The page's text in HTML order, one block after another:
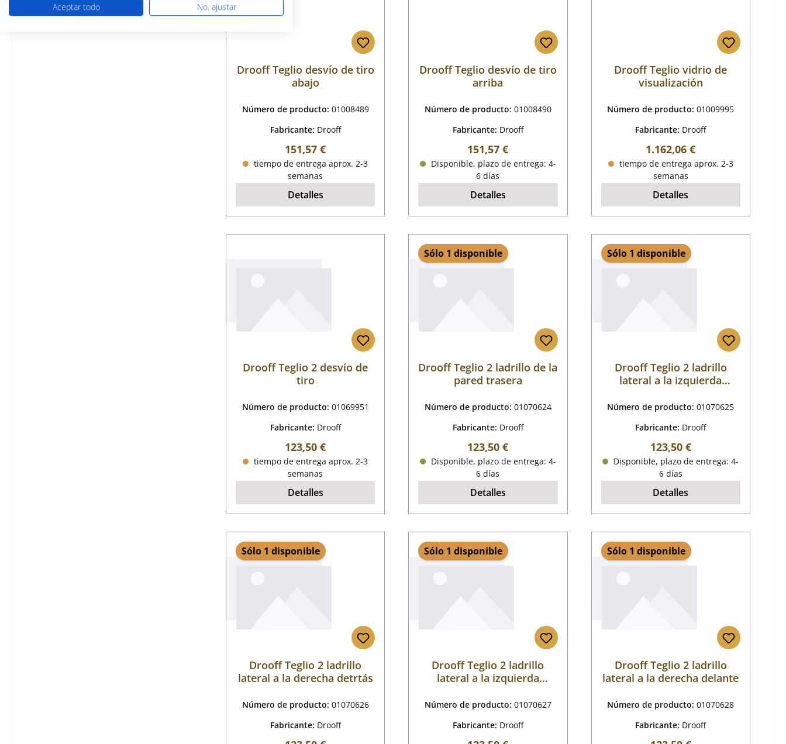
Drooff Teglio desvío de tiro
abajo
Número de producto: 01008489
Fabricante: Drooff
Precio normal:
151,57 €
tiempo de entrega aprox. 2-3
semanas
Detalles
Drooff Teglio desvío de tiro
arriba
Número de producto: 01008490
Fabricante: Drooff
Precio normal:
151,57 €
Disponible, plazo de entrega: 4-
6 días
Detalles
Drooff Teglio vidrio de
visualización
Número de producto:01009995
Fabricante: Drooff
Precio normal:
1.162,06 €
tiempo de entrega aprox. 2-3
semanas
Detalles
Drooff Teglio 2 desvío de
tiro
Número de producto: 01069951
Fabricante: Drooff
Precio normal:
123,50 €
tiempo de entrega aprox. 2-3
semanas
Detalles
Sólo 1 disponible
Drooff Teglio 2 ladrillo de la
pared trasera
Número de producto: 01070624
Fabricante: Drooff
Precio normal:
123,50 €
Disponible, plazo de entrega: 4-
6 días
Detalles
Sólo 1 disponible
Drooff Teglio 2 ladrillo
lateral a la izquierda
Número de producto:01070625
Fabricante: Drooff
Precio normal:
123,50 €
Disponible, plazo de entrega: 4-
6 días
Detalles
Sólo 1 disponible
Drooff Teglio 2 ladrillo
lateral a la derecha detrtás
Número de producto: 01070626
Fabricante: Drooff
Sólo 1 disponible
Drooff Teglio 2 ladrillo
lateral a la izquierda
Número de producto: 01070627
Fabricante: Drooff
Sólo 1 disponible
Drooff Teglio 2 ladrillo
lateral a la derecha delante
Número de producto:01070628
Fabricante: Drooff
Aceptar todo No, ajustar